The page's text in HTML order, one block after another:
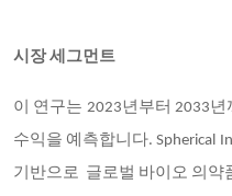
시장 세그먼트
이 연구는 2023년부터 2033
수익을 예측합니다. Spherical
기반으로 글로벌 바이오 의약